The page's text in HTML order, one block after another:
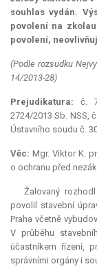
souhlas vydán.
povolení na
povolení,
(Podle rozsudku
14/2013-28)
Prejudikatura: č.
2724/2013 Sb. NSS,
Ústavního soudu č.
Věc: Mgr. Viktor K.
o ochranu před
Žalovaný
povolil stavební
Praha včetně
V průběhu
účastníkem řízení,
správními orgány i